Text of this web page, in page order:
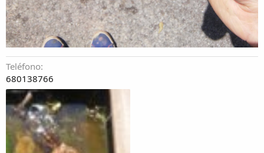
Teléfono
680138766